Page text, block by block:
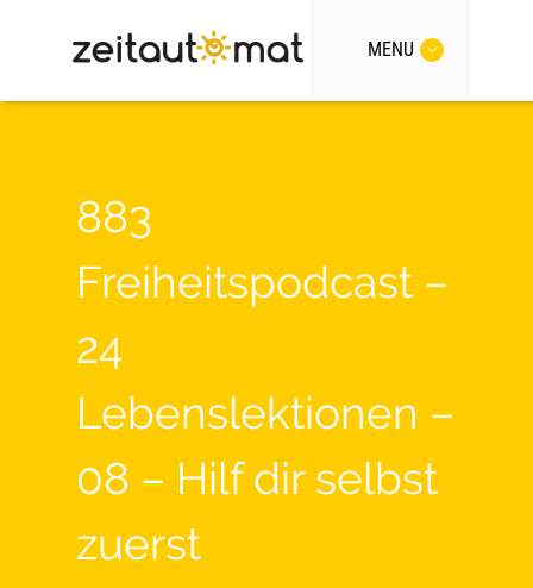
MENU
883
Freiheitspodcast –
24
Lebenslektionen –
08 – Hilf dir selbst
zuerst